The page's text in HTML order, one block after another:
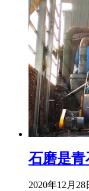
石磨是青
2020年12月